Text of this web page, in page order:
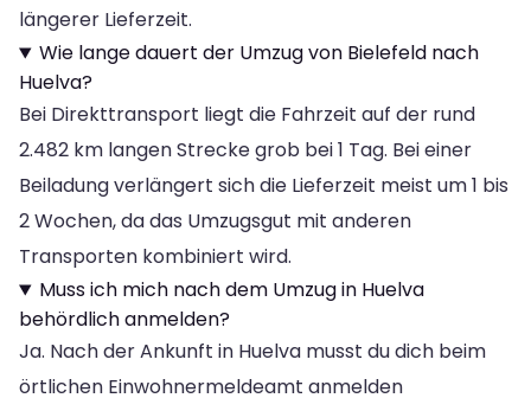
längerer Lieferzeit.
Wie lange dauert der Umzug von Bielefeld nach
Huelva?
Bei Direkttransport liegt die Fahrzeit auf der rund
2.482 km langen Strecke grob bei 1 Tag. Bei einer
Beiladung verlängert sich die Lieferzeit meist um 1 bis
2 Wochen, da das Umzugsgut mit anderen
Transporten kombiniert wird.
Muss ich mich nach dem Umzug in Huelva
behördlich anmelden?
Ja. Nach der Ankunft in Huelva musst du dich beim
örtlichen Einwohnermeldeamt anmelden